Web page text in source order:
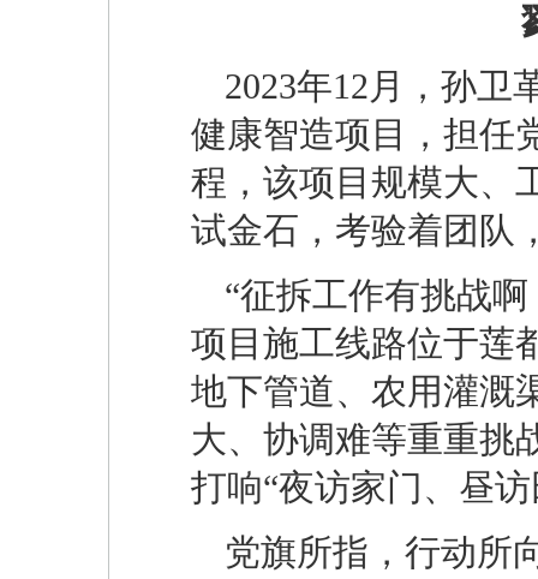
2023年12月，孙卫
健康智造项目，担任
程，该项目规模大、
试金石，考验着团队
“征拆工作有挑战
项目施工线路位于莲
地下管道、农用灌溉
大、协调难等重重挑
打响“夜访家门、昼
党旗所指，行动所